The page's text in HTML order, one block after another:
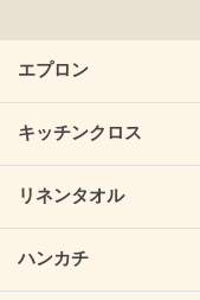
エプロン
キッチンクロス
リネンタオル
ハンカチ